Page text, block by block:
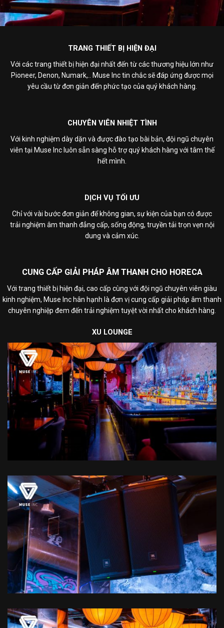
TRANG THIẾT BỊ HIỆN ĐẠI
Với các trang thiết bị hiện đại nhất đến từ các thương hiệu lớn như
Pioneer, Denon, Numark,.. Muse Inc tin chắc sẽ đáp ứng được mọi
yêu cầu từ đơn giản đến phức tạo của quý khách hàng.
CHUYÊN VIÊN NHIỆT TÌNH
Với kinh nghiệm dày dặn và được đào tạo bài bản, đội ngũ chuyên
viên tại Muse Inc luôn sẵn sàng hỗ trợ quý khách hàng với tâm thế
hết mình.
DỊCH VỤ TỐI ƯU
Chỉ với vài bước đơn giản để không gian, sự kiện của bạn có được
trải nghiệm âm thanh đẳng cấp, sống động, truyền tải trọn vẹn nội
dung và cảm xúc.
CUNG CẤP GIẢI PHÁP ÂM THANH CHO HORECA
Với trang thiết bị hiện đại, cao cấp cùng với đội ngũ chuyên viên giàu
kinh nghiệm, Muse Inc hân hạnh là đơn vị cung cấp giải pháp âm thanh
chuyên nghiệp đem đến trải nghiệm tuyệt vời nhất cho khách hàng.
XU LOUNGE